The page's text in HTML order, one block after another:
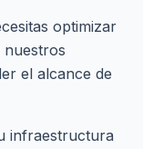
optimizar
nuestros
el alcance de
infraestructura